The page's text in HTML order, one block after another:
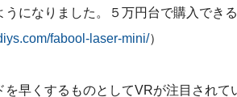
うになりました。５万円台で購入でき
fabool-laser-mini/）
を早くするものとしてVRが注目され